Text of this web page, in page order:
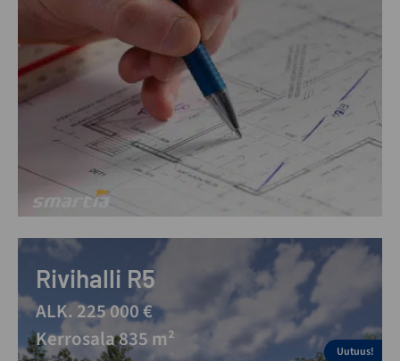
Rivihalli R5
ALK. 225 000 €
Kerrosala 835 m²
Uutuus!